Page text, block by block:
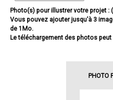
Photo(s) pour illustrer votre projet :
Vous pouvez ajouter jusqu'à 3
de 1Mo.
Le téléchargement des photos
PHOTO